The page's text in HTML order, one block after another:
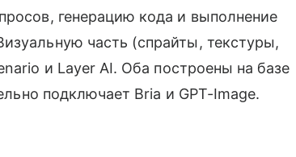
генерацию кода и выполнение
часть (спрайты, текстуры,
и Layer AI. Оба построены на базе
подключает Bria и GPT-Image.